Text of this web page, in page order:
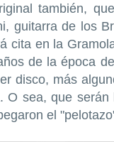
también,
guitarra de los
cita en la
de la época
disco, más
O sea, que serán
el